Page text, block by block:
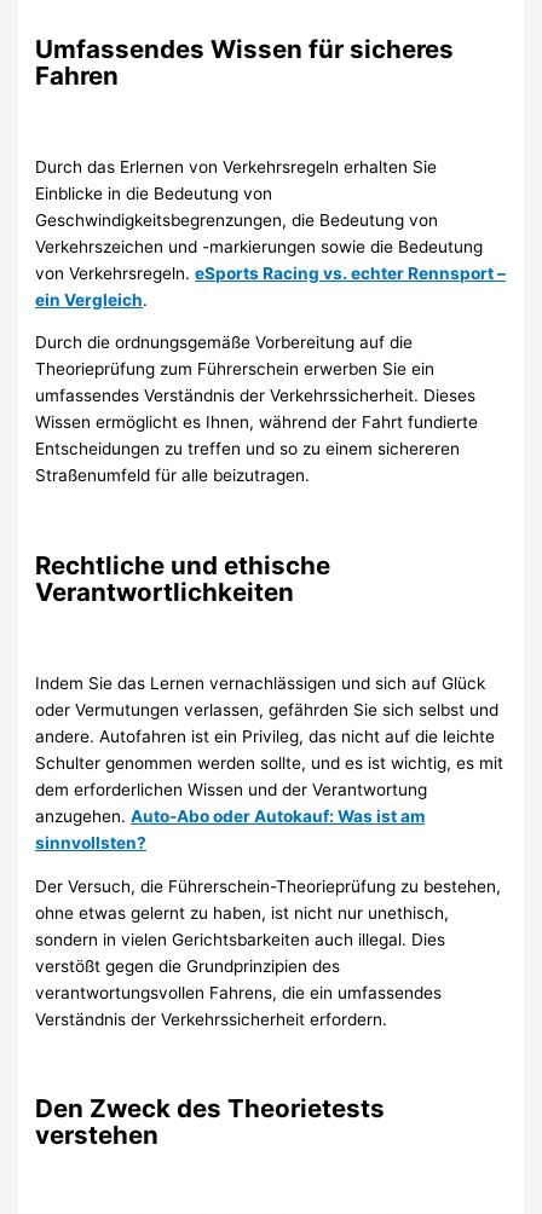
Umfassendes Wissen für sicheres
Fahren
Durch das Erlernen von Verkehrsregeln erhalten Sie
Einblicke in die Bedeutung von
Geschwindigkeitsbegrenzungen, die Bedeutung von
Verkehrszeichen und -markierungen sowie die Bedeutung
von Verkehrsregeln.eSports Racing vs. echter Rennsport –
ein Vergleich.
Durch die ordnungsgemäße Vorbereitung auf die
Theorieprüfung zum Führerschein erwerben Sie ein
umfassendes Verständnis der Verkehrssicherheit. Dieses
Wissen ermöglicht es Ihnen, während der Fahrt fundierte
Entscheidungen zu treffen und so zu einem sichereren
Straßenumfeld für alle beizutragen.
Rechtliche und ethische
Verantwortlichkeiten
Indem Sie das Lernen vernachlässigen und sich auf Glück
oder Vermutungen verlassen, gefährden Sie sich selbst und
andere. Autofahren ist ein Privileg, das nicht auf die leichte
Schulter genommen werden sollte, und es ist wichtig, es mit
dem erforderlichen Wissen und der Verantwortung
anzugehen.Auto-Abo oder Autokauf: Was ist am
sinnvollsten?
Der Versuch, die Führerschein-Theorieprüfung zu bestehen,
ohne etwas gelernt zu haben, ist nicht nur unethisch,
sondern in vielen Gerichtsbarkeiten auch illegal. Dies
verstößt gegen die Grundprinzipien des
verantwortungsvollen Fahrens, die ein umfassendes
Verständnis der Verkehrssicherheit erfordern.
Den Zweck des Theorietests
verstehen